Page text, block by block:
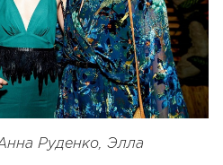
Руденко, Элла